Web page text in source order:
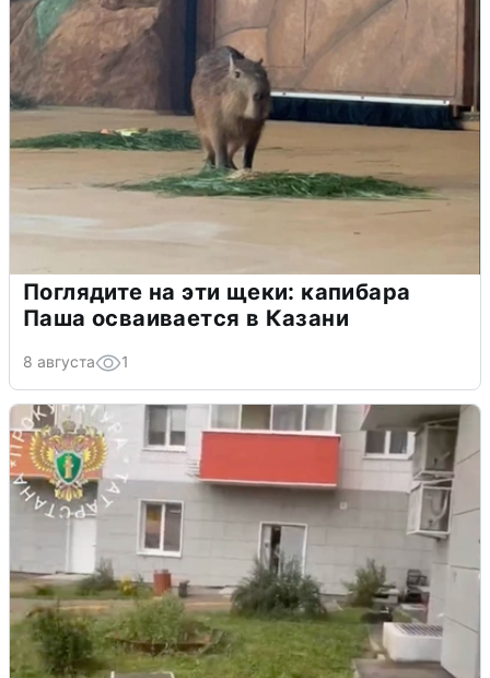
Поглядите на эти щеки: капибара
Паша осваивается в Казани
8 августа 1